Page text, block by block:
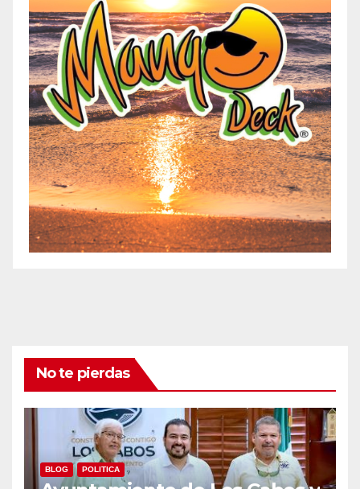
No te pierdas
BLOG POLITICA